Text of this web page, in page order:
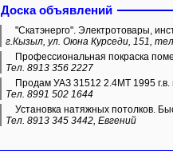
Доска объявлений
"Скатэнерго". Электротовары,
г.Кызыл, ул. Оюна Курседи, 151,
Профессиональная покраска
Тел. 8913 356 2227
Продам УАЗ 31512 2.4МТ 1995 г.в.
Тел. 8991 502 1644
Установка натяжных потолков.
Тел. 8913 345 3442, Евгений